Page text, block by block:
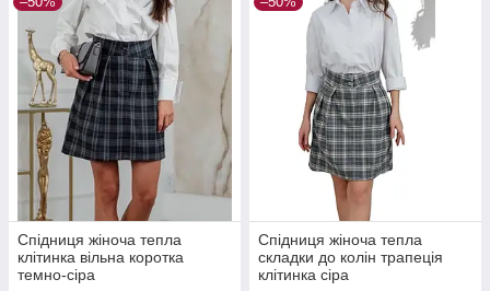
Спідниця жіноча тепла
клітинка вільна коротка
темно-сіра
Спідниця жіноча тепла
складки до колін трапеція
клітинка сіра